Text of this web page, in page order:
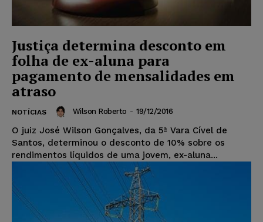
Justiça determina desconto em
folha de ex-aluna para
pagamento de mensalidades em
atraso
NOTÍCIAS Wilson Roberto - 19/12/2016
O juiz José Wilson Gonçalves, da 5ª Vara Cível de
Santos, determinou o desconto de 10% sobre os
rendimentos líquidos de uma jovem, ex-aluna...